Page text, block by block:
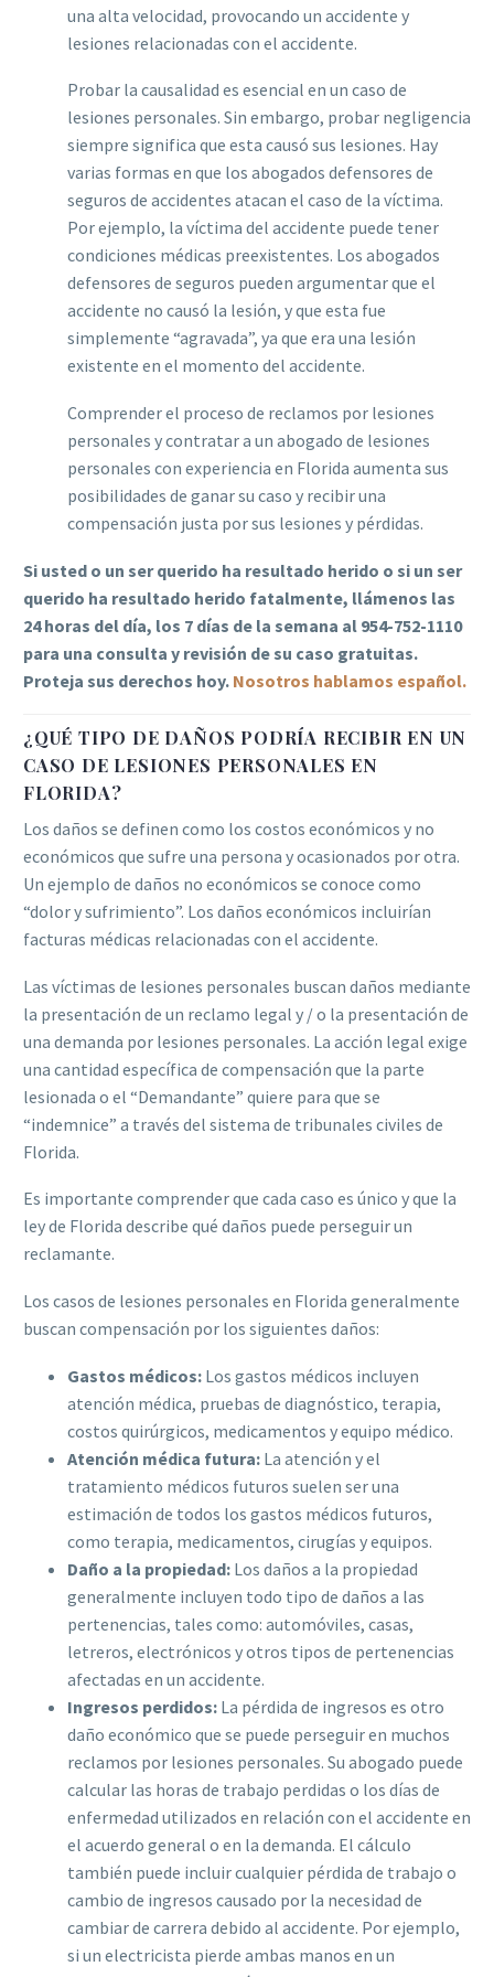
una alta velocidad, provocando un accidente y
lesiones relacionadas con el accidente.
Probar la causalidad es esencial en un caso de
lesiones personales. Sin embargo, probar negligencia
siempre significa que esta causó sus lesiones. Hay
varias formas en que los abogados defensores de
seguros de accidentes atacan el caso de la víctima.
Por ejemplo, la víctima del accidente puede tener
condiciones médicas preexistentes. Los abogados
defensores de seguros pueden argumentar que el
accidente no causó la lesión, y que esta fue
simplemente “agravada”, ya que era una lesión
existente en el momento del accidente.
Comprender el proceso de reclamos por lesiones
personales y contratar a un abogado de lesiones
personales con experiencia en Florida aumenta sus
posibilidades de ganar su caso y recibir una
compensación justa por sus lesiones y pérdidas.
Si usted o un ser querido ha resultado herido o si un ser
querido ha resultado herido fatalmente, llámenos las
24 horas del día, los 7 días de la semana al 954-752-1110
para una consulta y revisión de su caso gratuitas.
Proteja sus derechos hoy. Nosotros hablamos español.
¿QUÉ TIPO DE DAÑOS PODRÍA RECIBIR EN UN
CASO DE LESIONES PERSONALES EN
FLORIDA?
Los daños se definen como los costos económicos y no
económicos que sufre una persona y ocasionados por otra.
Un ejemplo de daños no económicos se conoce como
“dolor y sufrimiento”. Los daños económicos incluirían
facturas médicas relacionadas con el accidente.
Las víctimas de lesiones personales buscan daños mediante
la presentación de un reclamo legal y / o la presentación de
una demanda por lesiones personales. La acción legal exige
una cantidad específica de compensación que la parte
lesionada o el “Demandante” quiere para que se
“indemnice” a través del sistema de tribunales civiles de
Florida.
Es importante comprender que cada caso es único y que la
ley de Florida describe qué daños puede perseguir un
reclamante.
Los casos de lesiones personales en Florida generalmente
buscan compensación por los siguientes daños:
Gastos médicos: Los gastos médicos incluyen
atención médica, pruebas de diagnóstico, terapia,
costos quirúrgicos, medicamentos y equipo médico.
Atención médica futura: La atención y el
tratamiento médicos futuros suelen ser una
estimación de todos los gastos médicos futuros,
como terapia, medicamentos, cirugías y equipos.
Daño a la propiedad: Los daños a la propiedad
generalmente incluyen todo tipo de daños a las
pertenencias, tales como: automóviles, casas,
letreros, electrónicos y otros tipos de pertenencias
afectadas en un accidente.
Ingresos perdidos: La pérdida de ingresos es otro
daño económico que se puede perseguir en muchos
reclamos por lesiones personales. Su abogado puede
calcular las horas de trabajo perdidas o los días de
enfermedad utilizados en relación con el accidente en
el acuerdo general o en la demanda. El cálculo
también puede incluir cualquier pérdida de trabajo o
cambio de ingresos causado por la necesidad de
cambiar de carrera debido al accidente. Por ejemplo,
si un electricista pierde ambas manos en un